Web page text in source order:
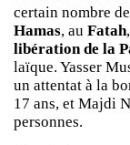
certain nombre
Hamas, au Fatah
libération de la
laïque. Yasser
un attentat à la
17 ans, et Majdi
personnes.